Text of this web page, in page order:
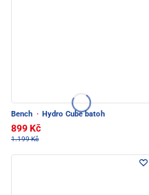
Bench · Hydro Cube batoh
899 Kč
1.199 Kč